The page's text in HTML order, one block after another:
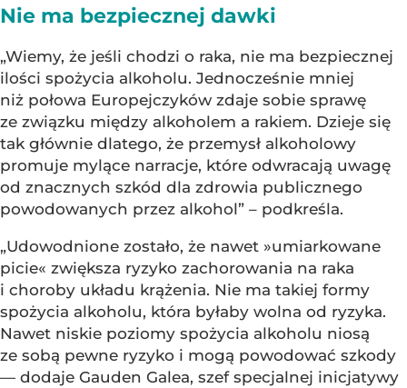
Nie ma bezpiecznej dawki
„Wiemy, że jeśli chodzi o raka, nie ma bezpiecznej
ilości spożycia alkoholu. Jednocześnie mniej
niż połowa Europejczyków zdaje sobie sprawę
ze związku między alkoholem a rakiem. Dzieje się
tak głównie dlatego, że przemysł alkoholowy
promuje mylące narracje, które odwracają uwagę
od znacznych szkód dla zdrowia publicznego
powodowanych przez alkohol” – podkreśla.
„Udowodnione zostało, że nawet »umiarkowane
picie« zwiększa ryzyko zachorowania na raka
i choroby układu krążenia. Nie ma takiej formy
spożycia alkoholu, która byłaby wolna od ryzyka.
Nawet niskie poziomy spożycia alkoholu niosą
ze sobą pewne ryzyko i mogą powodować szkody
— dodaje Gauden Galea, szef specjalnej inicjatywy